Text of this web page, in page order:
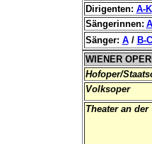
Dirigenten: A-K
Sängerinnen:
Sänger: A/ B-C
WIENER
Hofoper/
Volksoper
Theater an der